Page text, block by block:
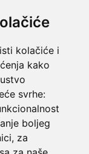
kolačiće i
kako
svrhe:
boljeg
, za